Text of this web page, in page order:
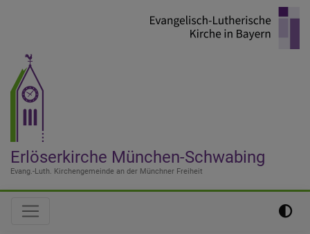
Erlöserkirche München-Schwabing
Evang.-Luth. Kirchengemeinde an der Münchner Freiheit
Hauptnavigation